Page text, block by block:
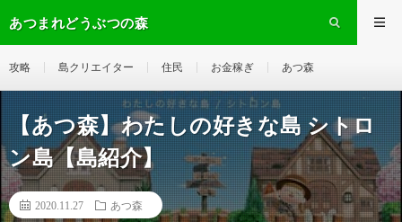
あつまれどうぶつの森
攻略 島クリエイター 住民 お金稼ぎ あつ森
【あつ森】わたしの好きな島 シトロ
ン島【島紹介】
2020.11.27 あつ森